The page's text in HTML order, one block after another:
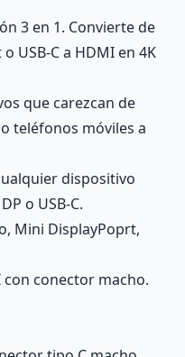
3 en 1. Convierte de
USB-C a HDMI en 4K
que carezcan de
teléfonos móviles a
dispositivo
o USB-C.
Mini DisplayPoprt,
con conector macho.